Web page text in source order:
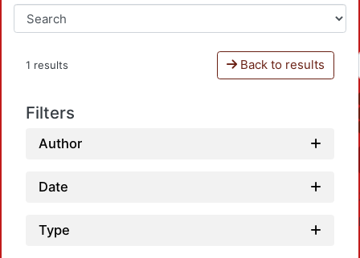
1 results Back to results
Filters
Author
Date
Type